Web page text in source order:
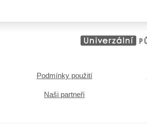
Podmínky použití
Naši partneři